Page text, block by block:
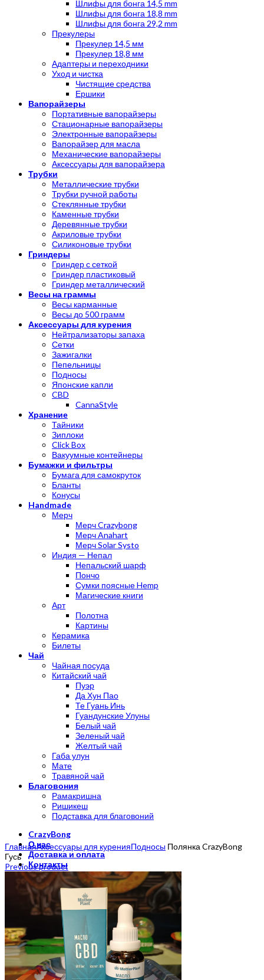
Шлифы для бонга 14,5 mm
Шлифы для бонга 18,8 mm
Шлифы для бонга 29,2 mm
Прекулеры
Прекулер 14,5 мм
Прекулер 18,8 мм
Адаптеры и переходники
Уход и чистка
Чистящие средства
Ершики
Вапорайзеры
Портативные вапорайзеры
Стационарные вапорайзеры
Электронные вапорайзеры
Вапорайзер для масла
Механические вапорайзеры
Аксессуары для вапорайзера
Трубки
Металлические трубки
Трубки ручной работы
Стеклянные трубки
Каменные трубки
Деревянные трубки
Акриловые трубки
Силиконовые трубки
Гриндеры
Гриндер с сеткой
Гриндер пластиковый
Гриндер металлический
Весы на граммы
Весы карманные
Весы до 500 грамм
Аксессуары для курения
Нейтрализаторы запаха
Сетки
Зажигалки
Пепельницы
Подносы
Японские капли
CBD
CannaStyle
Хранение
Тайники
Зиплоки
Click Box
Вакуумные контейнеры
Бумажки и фильтры
Бумага для самокруток
Бланты
Конусы
Handmade
Мерч
Мерч Crazybong
Мерч Anahart
Мерч Solar Systo
Индия — Непал
Непальский шарф
Пончо
Сумки поясные Hemp
Магические книги
Арт
Полотна
Картины
Керамика
Билеты
Чай
Чайная посуда
Китайский чай
Пуэр
Да Хун Пао
Те Гуань Инь
Гуандунские Улуны
Белый чай
Зеленый чай
Желтый чай
Габа улун
Мате
Травяной чай
Благовония
Рамакришна
Ришикеш
Подставка для благовоний
CrazyBong
О нас
Доставка и оплата
Контакты
Блог
Бренды
Click to enlarge
ГлавнаяАксессуары для куренияПодносы Полянка CrazyBong
Гусь
Previous product